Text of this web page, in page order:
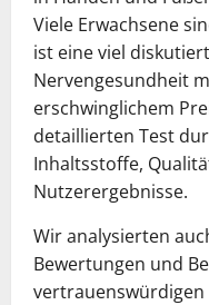
Viele Erwachsene
ist eine viel
Nervengesundheit
erschwinglichem
detaillierten Test
Inhaltsstoffe,
Nutzerergebnisse.
Wir analysierten
Bewertungen und